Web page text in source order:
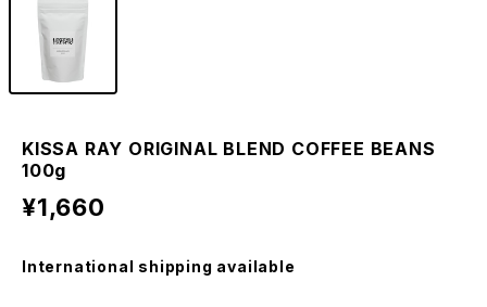
KISSA RAY ORIGINAL BLEND COFFEE BEANS
100g
¥1,660
International shipping available